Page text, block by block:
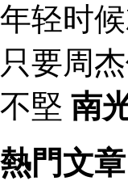
年轻时
只要周
不堅 南
熱門文章